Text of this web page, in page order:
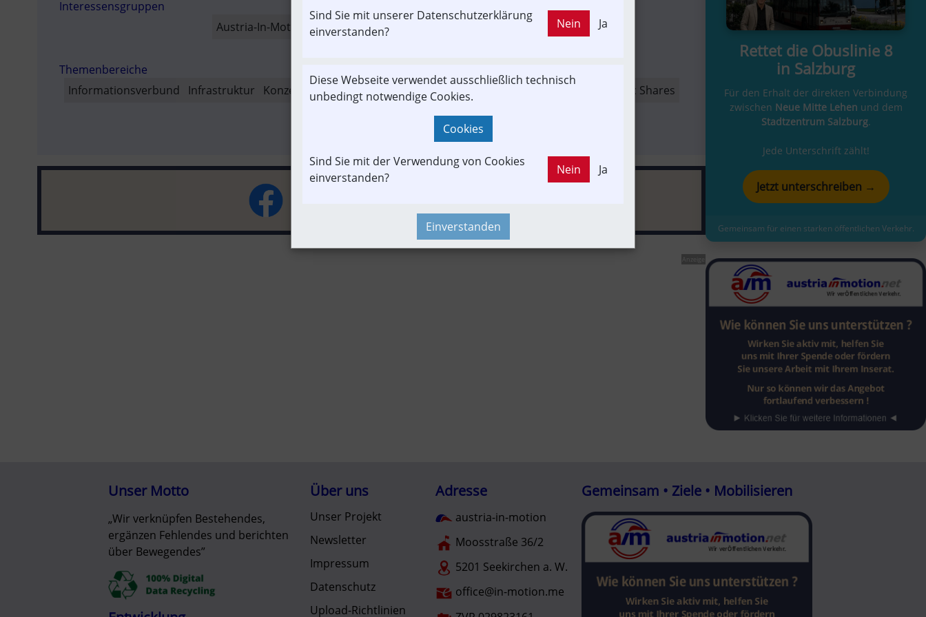
SOLD OUT
Interessensgruppen
Austria-In-Motion
Branchenbeitrag
Themenbereiche
Informationsverbund
Infrastruktur Konzept | Studien | Statistik Newslink
Public Shares
Rettet die Obuslinie 8
in Salzburg
Für den Erhalt der direkten Verbindung
zwischen Neue Mitte Lehen und dem
Stadtzentrum Salzburg.
Jede Unterschrift zählt!
Jetzt unterschreiben →
Gemeinsam für einen starken öffentlichen Verkehr.
Anzeige
Unser Motto
„Wir verknüpfen Bestehendes,
ergänzen Fehlendes und berichten
über Bewegendes”
Über uns
Unser Projekt
Newsletter
Impressum
Datenschutz
Upload-Richtlinien
Adresse
austria-in-motion
Moosstraße 36/2
5201 Seekirchen a. W.
office@in-motion.me
Gemeinsam • Ziele • Mobilisieren
Sind Sie mit unserer Datenschutzerklärung
einverstanden?
Nein Ja
Diese Webseite verwendet ausschließlich technisch
unbedingt notwendige Cookies.
Cookies
Sind Sie mit der Verwendung von Cookies
einverstanden?
Nein Ja
Einverstanden